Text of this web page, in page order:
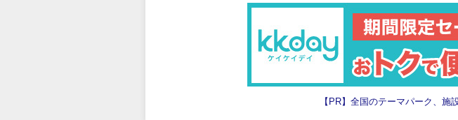
【PR】全国のテーマパーク、施